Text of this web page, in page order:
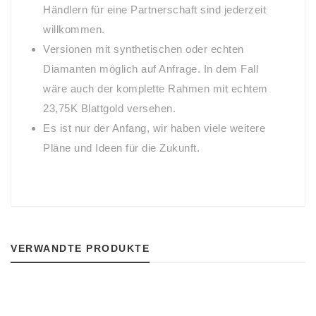
Händlern für eine Partnerschaft sind jederzeit
willkommen.
Versionen mit synthetischen oder echten
Diamanten möglich auf Anfrage. In dem Fall
wäre auch der komplette Rahmen mit echtem
23,75K Blattgold versehen.
Es ist nur der Anfang, wir haben viele weitere
Pläne und Ideen für die Zukunft.
VERWANDTE PRODUKTE